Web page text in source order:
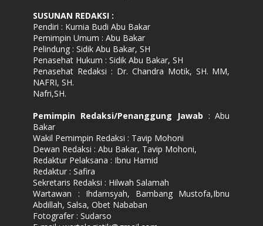
SUSUNAN REDAKSI :
Pendiri : Kurnia Budi Abu Bakar
Pemimpin Umum : Abu Bakar
Pelindung : Sidik Abu Bakar, SH
Penasehat Hukum : Sidik Abu Bakar, SH
Penasehat Redaksi : Dr. Chandra Motik, SH. MM,
NAFRI, SH.
Nafri,SH.
Pemimpin Redaksi/Penanggung Jawab : Abu
Bakar
Wakil Pemimpin Redaksi : Tavip Mohoni
Dewan Redaksi : Abu Bakar, Tavip Mohoni,
Redaktur Pelaksana : Ibnu Hamid
Redaktur : Safira
Sekretaris Redaksi : Hilwah Salamah
Wartawan : Ihdamsyah, Bambang Mustofa,Ibnu
Abdillah, Salsa, Obet Nababan
Fotografer : Sudarso